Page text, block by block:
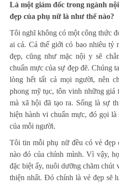
Là một giám đốc trong ngành
đẹp của phụ nữ là như thế nào?
Tôi nghĩ không có một công thức
ai cả. Cả thế giới có bao nhiêu tỷ
đẹp, cũng như mặc nội y sẽ
chuẩn mực của sự đẹp đẽ. Chúng
lòng hết tất cả mọi người, nên
phong mỹ tục, tôn vinh những
mà xã hội đã tạo ra. Sống là sự
hiện hành vi chuẩn mực, đó gọi
của mỗi người.
Tôi tin mỗi phụ nữ đều có vẻ đẹp
nào đó của chính mình. Vì vậy,
đặc biệt ấy, nuôi dưỡng chăm chút
thiện nhất. Đó chính là vẻ đẹp sẽ